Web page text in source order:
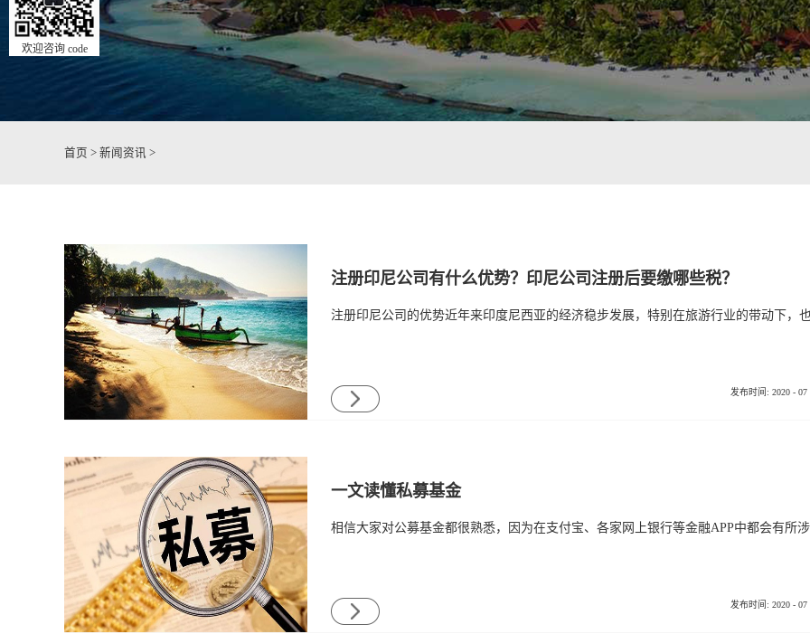
首页 > 新闻资讯 >
注册印尼公司有什么优势？印尼公司注册后要缴哪些税？
发布时间: 2020 - 07
一文读懂私募基金
相信大家对公募基金都
发布时间: 2020 - 07
欢迎咨询 code